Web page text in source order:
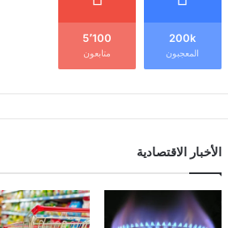
200k
المعجبون
5٬100
متابعون
الأخبار الاقتصادية